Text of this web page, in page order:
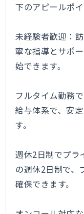
下のアピールポ
未経験者歓迎：​
寧な指導とサポ
始できます。​
フルタイム勤務
給与体系で、安
す。​
週休2日制でプラ
の週休2日制で、
確保できます。​